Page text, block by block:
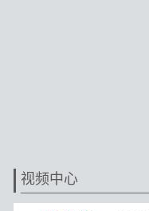
视频中心